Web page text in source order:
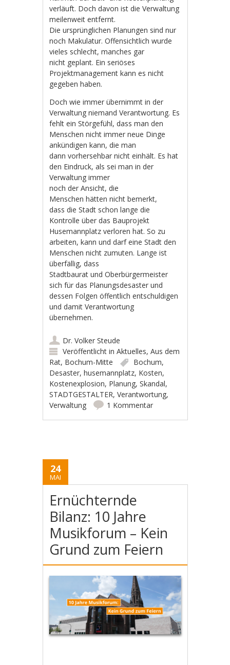
verläuft. Doch davon ist die Verwaltung
meilenweit entfernt.
Die ursprünglichen Planungen sind nur
noch Makulatur. Offensichtlich wurde
vieles schlecht, manches gar
nicht geplant. Ein seriöses
Projektmanagement kann es nicht
gegeben haben.
Doch wie immer übernimmt in der
Verwaltung niemand Verantwortung. Es
fehlt ein Störgefühl, dass man den
Menschen nicht immer neue Dinge
ankündigen kann, die man
dann vorhersehbar nicht einhält. Es hat
den Eindruck, als sei man in der
Verwaltung immer
noch der Ansicht, die
Menschen hätten nicht bemerkt,
dass die Stadt schon lange die
Kontrolle über das Bauprojekt
Husemannplatz verloren hat. So zu
arbeiten, kann und darf eine Stadt den
Menschen nicht zumuten. Lange ist
überfällig, dass
Stadtbaurat und Oberbürgermeister
sich für das Planungsdesaster und
dessen Folgen öffentlich entschuldigen
und damit Verantwortung
übernehmen.
Dr. Volker Steude
Veröffentlicht inAktuelles,Aus dem
Rat, Bochum-Mitte Bochum,
Desaster,husemannplatz, Kosten,
Kostenexplosion, Planung,Skandal,
STADTGESTALTER,Verantwortung,
Verwaltung
1 Kommentar
24
MAI
Ernüchternde
Bilanz: 10 Jahre
Musikforum – Kein
Grund zum Feiern